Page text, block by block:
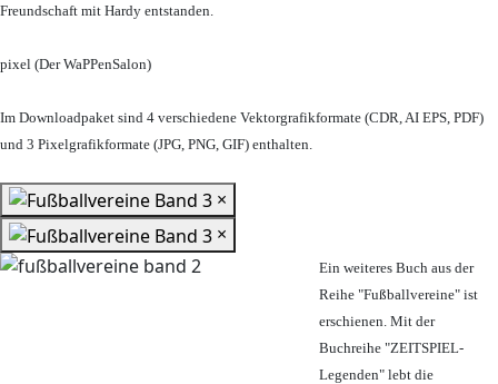
Freundschaft mit Hardy entstanden.
pixel (Der WaPPenSalon)
Im Downloadpaket sind 4 verschiedene Vektorgrafikformate (CDR, AI EPS, PDF)
und 3 Pixelgrafikformate (JPG, PNG, GIF) enthalten.
×
×
Ein weiteres Buch aus der
Reihe "Fußballvereine" ist
erschienen. Mit der
Buchreihe "ZEITSPIEL-
Legenden" lebt die